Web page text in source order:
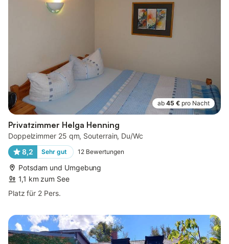
ab 45 € pro Nacht
Privatzimmer Helga Henning
Doppelzimmer 25 qm, Souterrain, Du/Wc
8,2
Sehr gut 12 Bewertungen
Potsdam und Umgebung
1,1 km zum See
Platz für 2 Pers.